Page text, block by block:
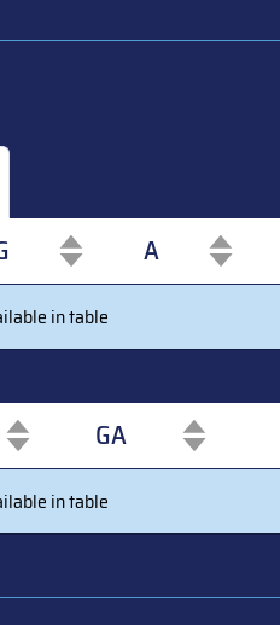
A
G in table
GA
GA
in table